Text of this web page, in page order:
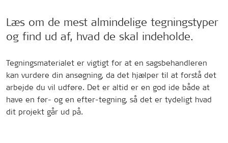
Læs om de mest almindelige tegningstyper
og find ud af, hvad de skal indeholde.
Tegningsmaterialet er vigtigt for at en sagsbehandleren
kan vurdere din ansøgning, da det hjælper til at forstå det
arbejde du vil udføre. Det er altid er en god ide både at
have en før- og en efter-tegning, så det er tydeligt hvad
dit projekt går ud på.